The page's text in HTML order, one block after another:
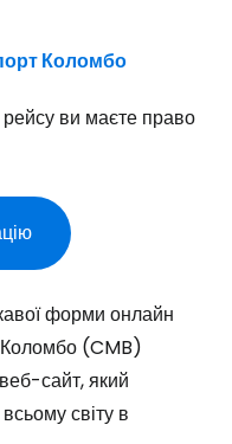
Коломбо
ви маєте право
форми онлайн
Коломбо (CMB)
сайт, який
світу в